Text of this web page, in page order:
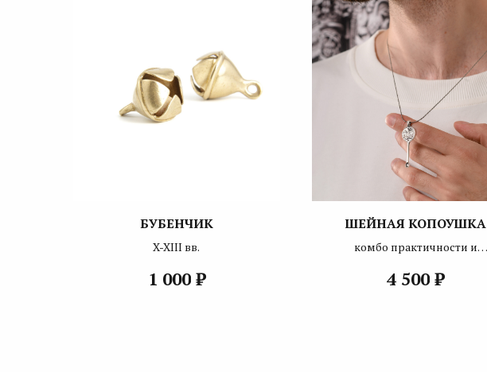
БУБЕНЧИК
X-XIII вв.
1 000 ₽
ШЕЙНАЯ КОПОУШКА
комбо практичности и
4 500 ₽